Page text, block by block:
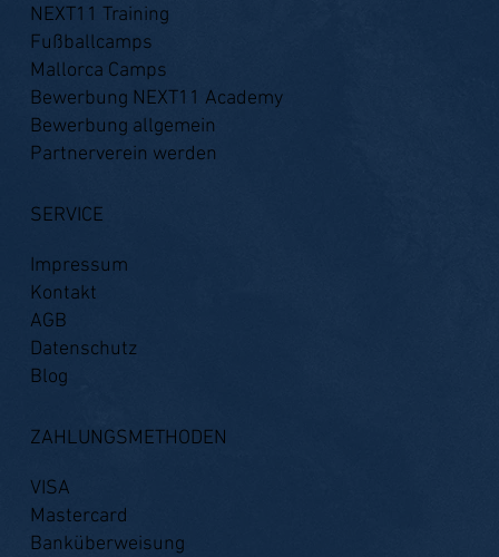
NEXT11 Training
Fußballcamps
Mallorca Camps
Bewerbung NEXT11 Academy
Bewerbung allgemein
Partnerverein werden
SERVICE
Impressum
Kontakt
AGB
Datenschutz
Blog
ZAHLUNGSMETHODEN
VISA
Mastercard
Banküberweisung